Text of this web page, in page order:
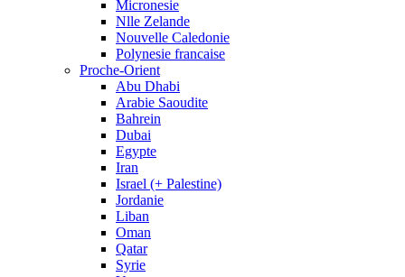
Micronesie
Nlle Zelande
Nouvelle Caledonie
Polynesie francaise
Proche-Orient
Abu Dhabi
Arabie Saoudite
Bahrein
Dubai
Egypte
Iran
Israel (+ Palestine)
Jordanie
Liban
Oman
Qatar
Syrie